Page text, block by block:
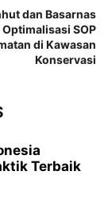
dan Basarnas
SOP
di Kawasan
Konservasi
Terbaik